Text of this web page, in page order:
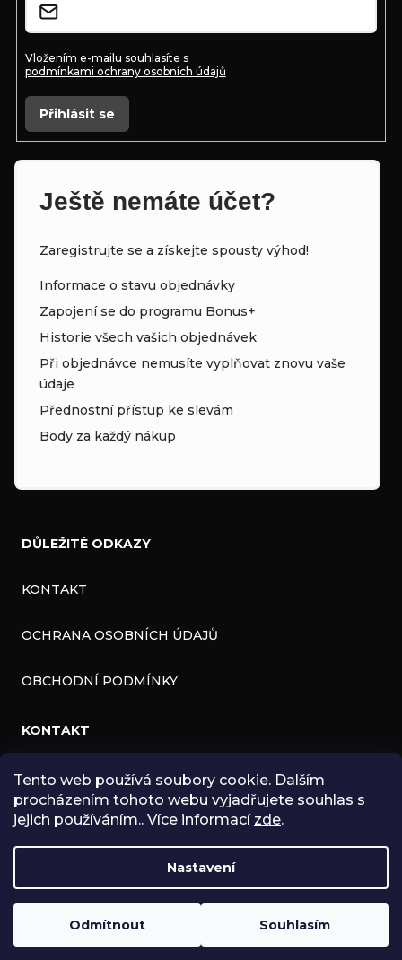
Tento web používá soubory cookie. Dalším
procházením tohoto webu vyjadřujete souhlas s
jejich používáním.. Více informací zde.
Nastavení
Odmítnout Souhlasím
Vložením e-mailu souhlasíte s
podmínkami ochrany osobních údajů
Přihlásit se
Ještě nemáte účet?
Zaregistrujte se a získejte spousty výhod!
Informace o stavu objednávky
Zapojení se do programu Bonus+
Historie všech vašich objednávek
Při objednávce nemusíte vyplňovat znovu vaše
údaje
Přednostní přístup ke slevám
Body za každý nákup
DŮLEŽITÉ ODKAZY
KONTAKT
OCHRANA OSOBNÍCH ÚDAJŮ
OBCHODNÍ PODMÍNKY
KONTAKT
INFO@ZNK.CZ
HTTPS://WWW.FACEBOOK.COM/ZNKSHOP
ZNKSHOP